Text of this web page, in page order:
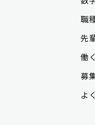
職
先
働
募
よ